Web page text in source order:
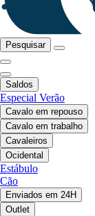
Pesquisar
Saldos
Especial Verão
Cavalo em repouso
Cavalo em trabalho
Cavaleiros
Ocidental
Estábulo
Cão
Enviados em 24H
Outlet